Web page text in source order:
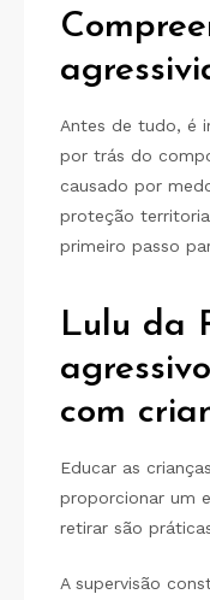
Antes de tudo, é
por trás do
causado por
proteção
primeiro passo
Lulu da
com
Educar as
proporcionar um
retirar são
A supervisão